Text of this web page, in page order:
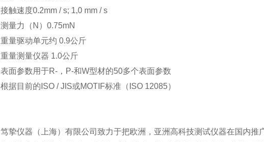
接触速度0.2mm / s; 1,0 mm / s
测量力（N）0.75mN
重量驱动单元约 0.9公斤
重量测量仪器 1.0公斤
表面参数用于R-，P-和W型材的50多个表面参数
根据目前的ISO / JIS或MOTIF标准（ISO 12085）
笃挚仪器（上海）有限公司致力于把欧洲，亚洲高科技测试仪器在国内